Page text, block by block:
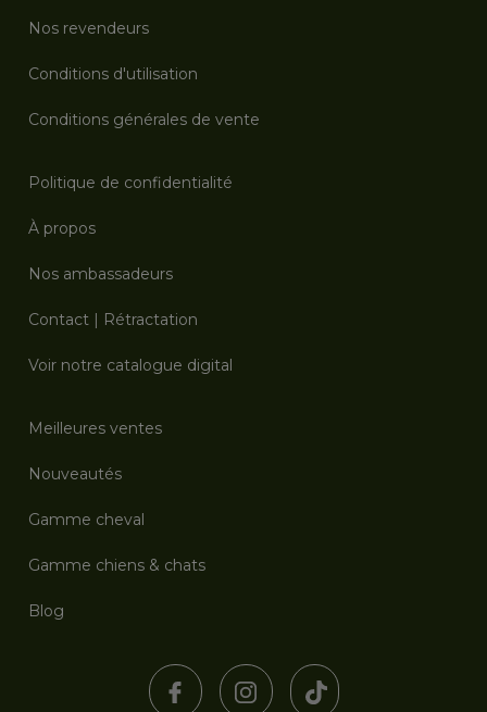
Nos revendeurs
Conditions d'utilisation
Conditions générales de vente
Politique de confidentialité
À propos
Nos ambassadeurs
Contact | Rétractation
Voir notre catalogue digital
Meilleures ventes
Nouveautés
Gamme cheval
Gamme chiens & chats
Blog